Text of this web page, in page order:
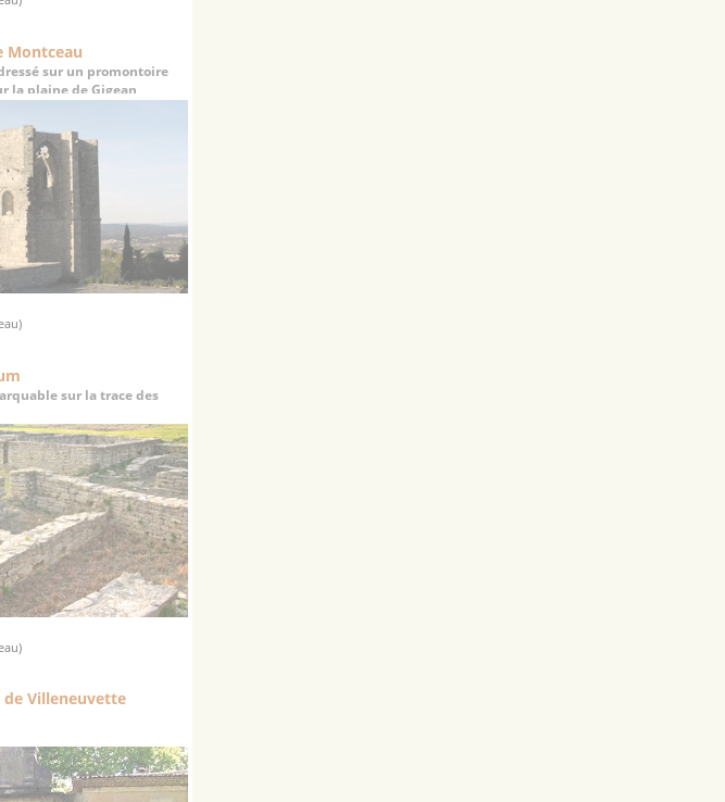
Montceau
sur un promontoire
la plaine de Gigean
sur la trace des
de Villeneuvette